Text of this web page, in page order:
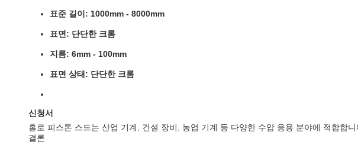
표준 길이: 1000mm - 8000mm
표면: 단단한 크롬
지름: 6mm - 100mm
표면 상태: 단단한 크롬
신청서
홀로 피스톤 스드는 산업 기계, 건설 장비, 농업 기계 등 다양한 수압 응용 분야에 적합합
결론